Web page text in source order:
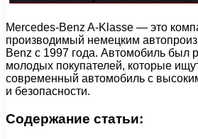
Mercedes-Benz A-Klasse — это
производимый немецким
Benz с 1997 года. Автомобиль был
молодых покупателей, которые
современный автомобиль с
и безопасности.
Содержание статьи: